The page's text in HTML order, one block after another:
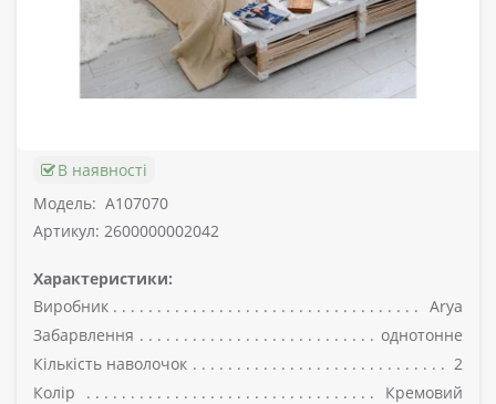
В наявності
Модель: A107070
Артикул: 2600000002042
Характеристики:
Виробник
Arya
Забарвлення
однотонне
Кількість наволочок
2
Колір
Кремовий